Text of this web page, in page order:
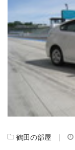
鶴田の部屋 |